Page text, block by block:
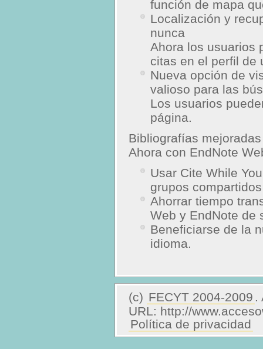
función de mapa
Localización y
nunca
Ahora los usuarios
citas en el perfil de
Nueva opción de
valioso para las
Los usuarios
página.
Bibliografías
Ahora con EndNote
Usar Cite While
grupos
Ahorrar tiempo
Web y EndNote de
Beneficiarse de la
idioma.
(c) FECYT 2004-2009 .
URL: http://
Política de privacidad